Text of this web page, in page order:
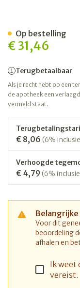
€ 31,46
Terugbetaalbaar
Als je recht hebt op een
de apotheek een
vermeld staat.
€ 8,06 (6%
Verhoogde
€ 4,79 (6%
Voor dit
beoordeling
afhalen en
Ik weet
vereist.
Op bestelling